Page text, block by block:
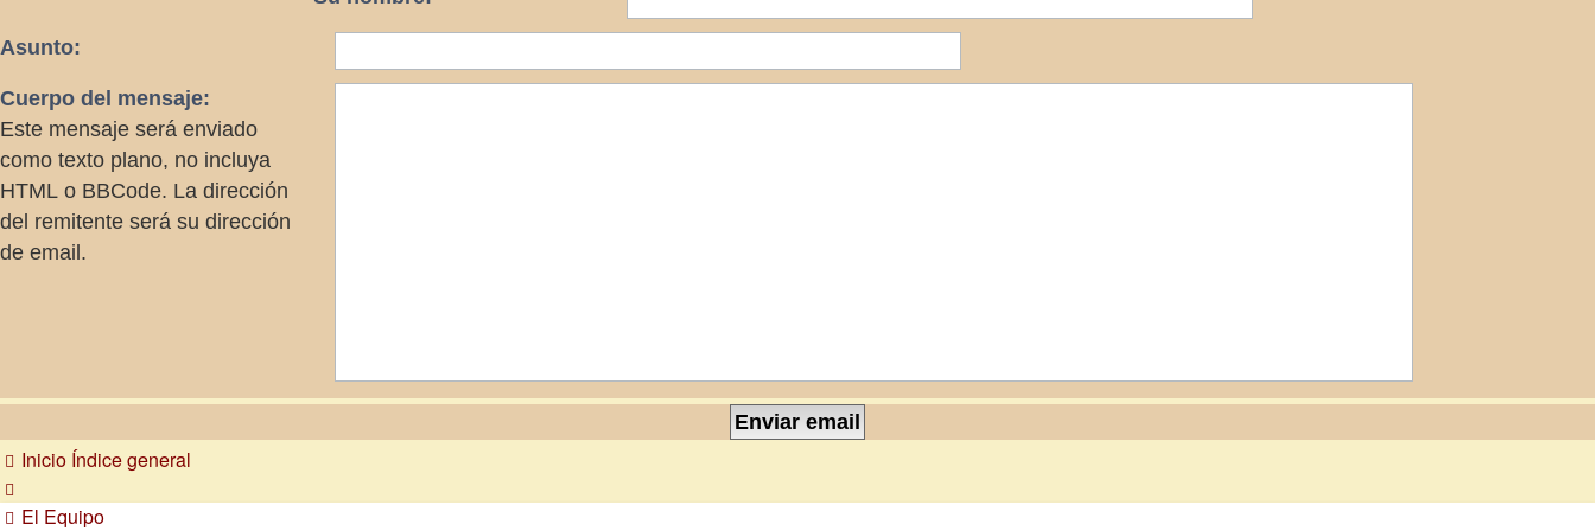
Asunto:
Cuerpo del mensaje:
Este mensaje será enviado
como texto plano, no incluya
HTML o BBCode. La dirección
del remitente será su dirección
de email.
Inicio Índice general
El Equipo